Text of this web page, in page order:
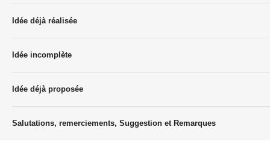
Idée déjà réalisée
Idée incomplète
Idée déjà proposée
Salutations, remerciements, Suggestion et Remarques